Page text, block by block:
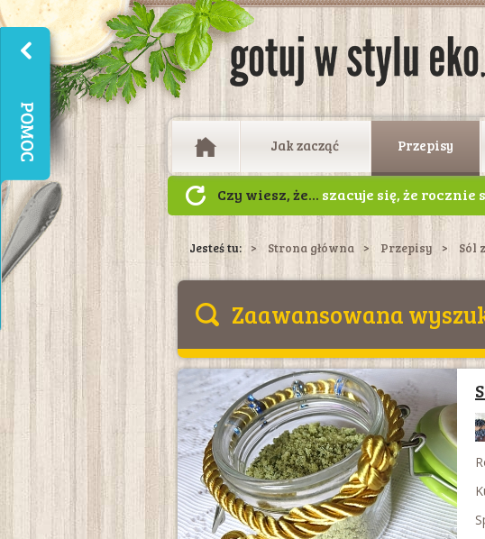
Jak zacząć Przepisy
Czy wiesz, że... szacuje się, że
dnia wypija się 2 miliardy filiżanek
Jesteś tu: Strona główna Przepisy Sól
Zaawansowana